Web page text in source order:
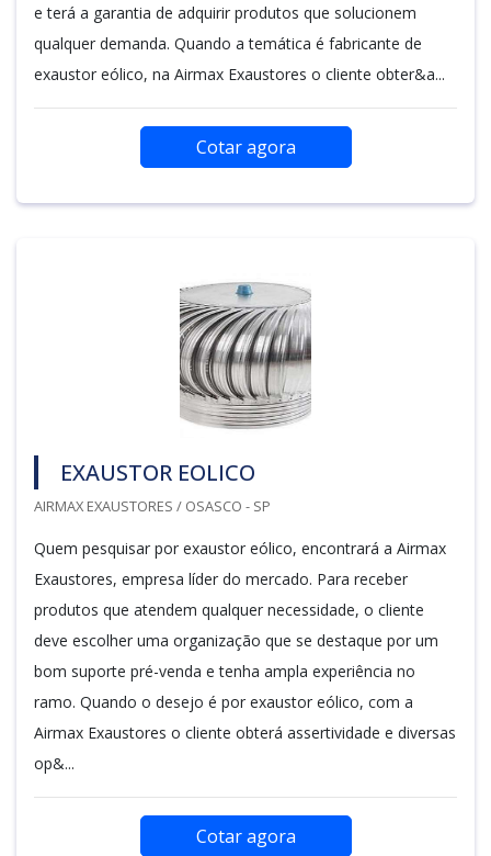
e terá a garantia de adquirir produtos que solucionem
qualquer demanda. Quando a temática é fabricante de
exaustor eólico, na Airmax Exaustores o cliente obter&a...
Cotar agora
EXAUSTOR EOLICO
AIRMAX EXAUSTORES / OSASCO - SP
Quem pesquisar por exaustor eólico, encontrará a Airmax
Exaustores, empresa líder do mercado. Para receber
produtos que atendem qualquer necessidade, o cliente
deve escolher uma organização que se destaque por um
bom suporte pré-venda e tenha ampla experiência no
ramo. Quando o desejo é por exaustor eólico, com a
Airmax Exaustores o cliente obterá assertividade e diversas
op&...
Cotar agora